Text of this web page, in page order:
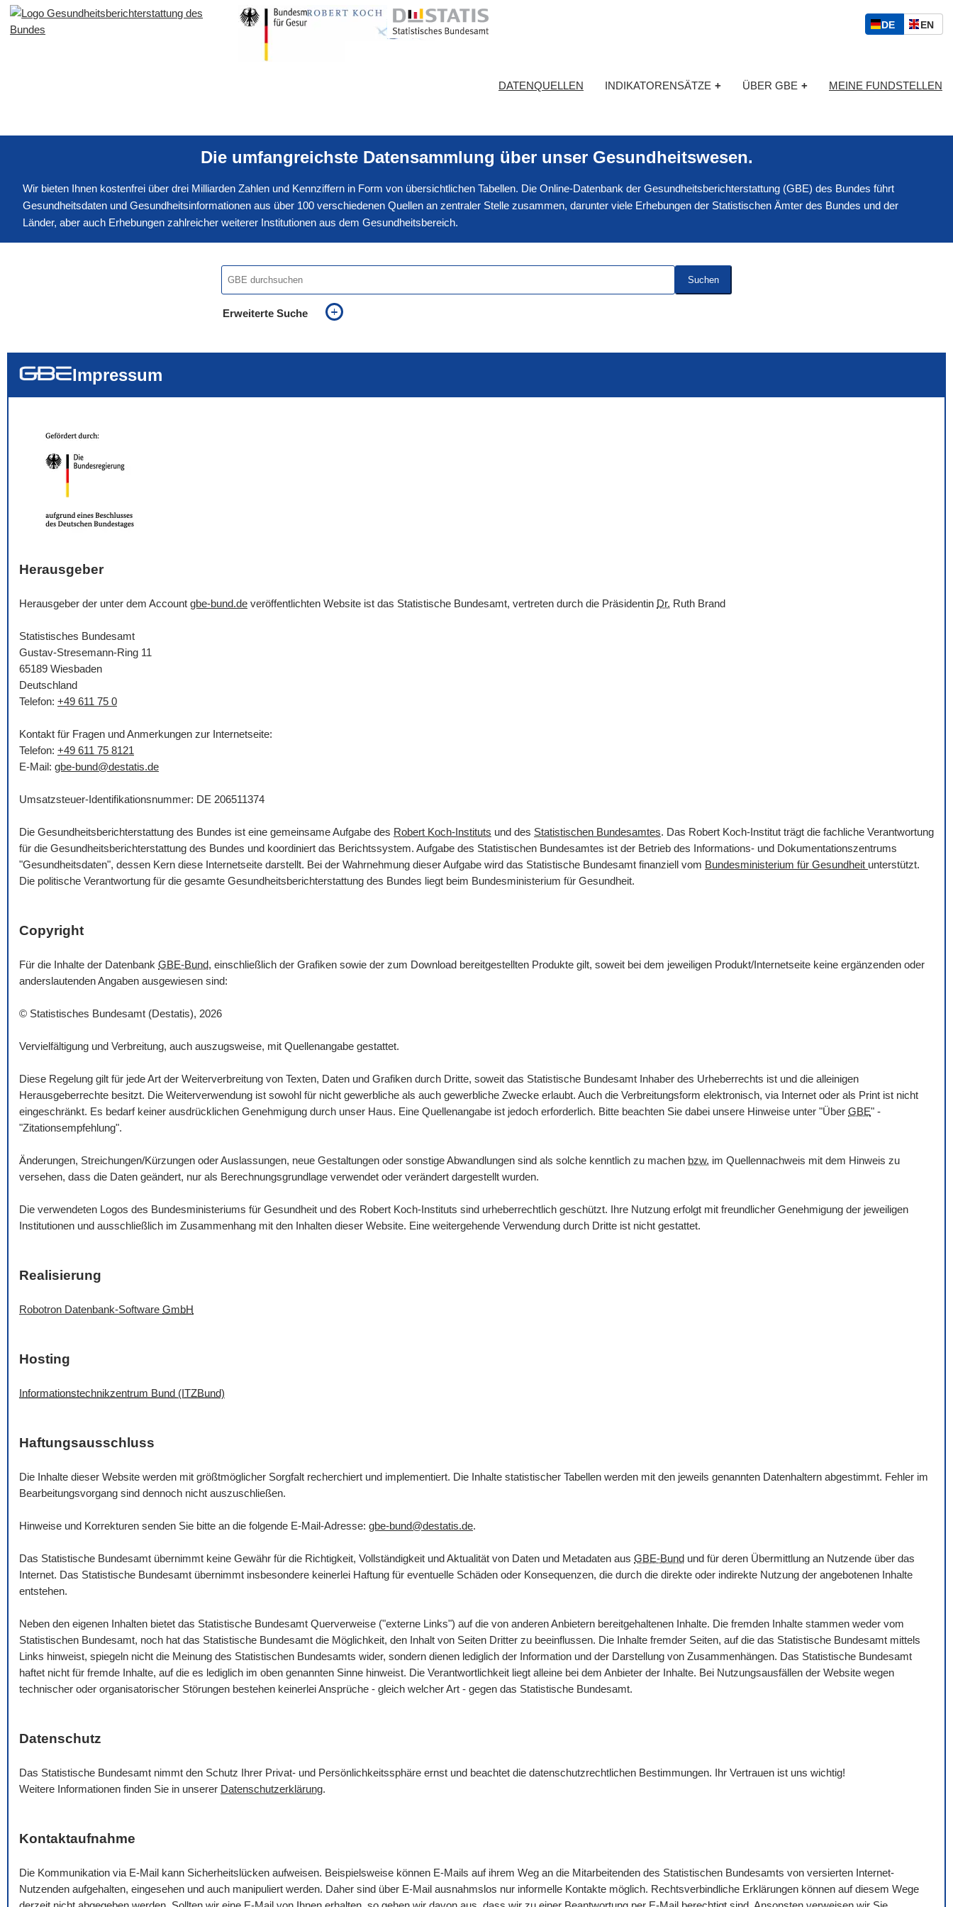
S
p
c
h
l
DED
S
ENE
I
H
DATENQUELLEN INDIKATORENSÄTZE + ÜBER GBE + MEINE FUNDSTELLEN
Die umfangreichste Datensammlung über unser Gesundheitswesen.
Wir bieten Ihnen kostenfrei über drei Milliarden Zahlen und Kennziffern in Form von übersichtlichen Tabellen. Die Online-Datenbank der Gesundheitsberichterstattung (GBE) des Bundes führt
Gesundheitsdaten und Gesundheitsinformationen aus über 100 verschiedenen Quellen an zentraler Stelle zusammen, darunter viele Erhebungen der Statistischen Ämter des Bundes und der
Länder, aber auch Erhebungen zahlreicher weiterer Institutionen aus dem Gesundheitsbereich.
Suchen
Erweiterte Suche
Impressum
Herausgeber
Herausgeber der unter dem Account gbe-bund.de veröffentlichten Website ist das Statistische Bundesamt, vertreten durch die Präsidentin Dr. Ruth Brand
Statistisches Bundesamt
Gustav-Stresemann-Ring 11
65189 Wiesbaden
Deutschland
Telefon: +49 611 75 0
Kontakt für Fragen und Anmerkungen zur Internetseite:
Telefon: +49 611 75 8121
E-Mail: gbe-bund@destatis.de
Umsatzsteuer-Identifikationsnummer: DE 206511374
Die Gesundheitsberichterstattung des Bundes ist eine gemeinsame Aufgabe des Robert Koch-Instituts und des Statistischen Bundesamtes. Das Robert Koch-Institut trägt die fachliche Verantwortung
für die Gesundheitsberichterstattung des Bundes und koordiniert das Berichtssystem. Aufgabe des Statistischen Bundesamtes ist der Betrieb des Informations- und Dokumentationszentrums
"Gesundheitsdaten", dessen Kern diese Internetseite darstellt. Bei der Wahrnehmung dieser Aufgabe wird das Statistische Bundesamt finanziell vom Bundesministerium für Gesundheit unterstützt.
Die politische Verantwortung für die gesamte Gesundheitsberichterstattung des Bundes liegt beim Bundesministerium für Gesundheit.
Copyright
Für die Inhalte der Datenbank GBE-Bund, einschließlich der Grafiken sowie der zum Download bereitgestellten Produkte gilt, soweit bei dem jeweiligen Produkt/Internetseite keine ergänzenden oder
anderslautenden Angaben ausgewiesen sind:
© Statistisches Bundesamt (Destatis), 2026
Vervielfältigung und Verbreitung, auch auszugsweise, mit Quellenangabe gestattet.
Diese Regelung gilt für jede Art der Weiterverbreitung von Texten, Daten und Grafiken durch Dritte, soweit das Statistische Bundesamt Inhaber des Urheberrechts ist und die alleinigen
Herausgeberrechte besitzt. Die Weiterverwendung ist sowohl für nicht gewerbliche als auch gewerbliche Zwecke erlaubt. Auch die Verbreitungsform elektronisch, via Internet oder als Print ist nicht
eingeschränkt. Es bedarf keiner ausdrücklichen Genehmigung durch unser Haus. Eine Quellenangabe ist jedoch erforderlich. Bitte beachten Sie dabei unsere Hinweise unter "Über GBE" -
"Zitationsempfehlung".
Änderungen, Streichungen/Kürzungen oder Auslassungen, neue Gestaltungen oder sonstige Abwandlungen sind als solche kenntlich zu machen bzw. im Quellennachweis mit dem Hinweis zu
versehen, dass die Daten geändert, nur als Berechnungsgrundlage verwendet oder verändert dargestellt wurden.
Die verwendeten Logos des Bundesministeriums für Gesundheit und des Robert Koch-Instituts sind urheberrechtlich geschützt. Ihre Nutzung erfolgt mit freundlicher Genehmigung der jeweiligen
Institutionen und ausschließlich im Zusammenhang mit den Inhalten dieser Website. Eine weitergehende Verwendung durch Dritte ist nicht gestattet.
Realisierung
Robotron Datenbank-Software GmbH
Hosting
Informationstechnikzentrum Bund (ITZBund)
Haftungsausschluss
Die Inhalte dieser Website werden mit größtmöglicher Sorgfalt recherchiert und implementiert. Die Inhalte statistischer Tabellen werden mit den jeweils genannten Datenhaltern abgestimmt. Fehler im
Bearbeitungsvorgang sind dennoch nicht auszuschließen.
Hinweise und Korrekturen senden Sie bitte an die folgende E-Mail-Adresse: gbe-bund@destatis.de.
Das Statistische Bundesamt übernimmt keine Gewähr für die Richtigkeit, Vollständigkeit und Aktualität von Daten und Metadaten aus GBE-Bund und für deren Übermittlung an Nutzende über das
Internet. Das Statistische Bundesamt übernimmt insbesondere keinerlei Haftung für eventuelle Schäden oder Konsequenzen, die durch die direkte oder indirekte Nutzung der angebotenen Inhalte
entstehen.
Neben den eigenen Inhalten bietet das Statistische Bundesamt Querverweise ("externe Links") auf die von anderen Anbietern bereitgehaltenen Inhalte. Die fremden Inhalte stammen weder vom
Statistischen Bundesamt, noch hat das Statistische Bundesamt die Möglichkeit, den Inhalt von Seiten Dritter zu beeinflussen. Die Inhalte fremder Seiten, auf die das Statistische Bundesamt mittels
Links hinweist, spiegeln nicht die Meinung des Statistischen Bundesamts wider, sondern dienen lediglich der Information und der Darstellung von Zusammenhängen. Das Statistische Bundesamt
haftet nicht für fremde Inhalte, auf die es lediglich im oben genannten Sinne hinweist. Die Verantwortlichkeit liegt alleine bei dem Anbieter der Inhalte. Bei Nutzungsausfällen der Website wegen
technischer oder organisatorischer Störungen bestehen keinerlei Ansprüche - gleich welcher Art - gegen das Statistische Bundesamt.
Datenschutz
Das Statistische Bundesamt nimmt den Schutz Ihrer Privat- und Persönlichkeitssphäre ernst und beachtet die datenschutzrechtlichen Bestimmungen. Ihr Vertrauen ist uns wichtig!
Weitere Informationen finden Sie in unserer Datenschutzerklärung.
Kontaktaufnahme
Die Kommunikation via E-Mail kann Sicherheitslücken aufweisen. Beispielsweise können E-Mails auf ihrem Weg an die Mitarbeitenden des Statistischen Bundesamts von versierten Internet-
Nutzenden aufgehalten, eingesehen und auch manipuliert werden. Daher sind über E-Mail ausnahmslos nur informelle Kontakte möglich. Rechtsverbindliche Erklärungen können auf diesem Wege